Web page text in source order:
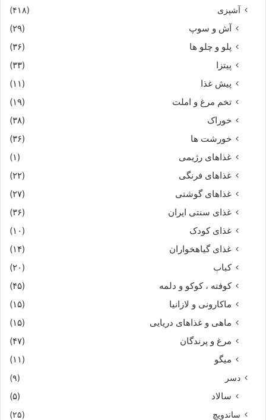
آشپزی (۴۱۸)
آش و سوپ
(۲۹)
پلو و چلو ها
(۳۶)
پیتزا
(۳۳)
پیش غذا
(۱۱)
تخم مرغ و املت
(۱۹)
خوراک
(۳۸)
خورشت ها
(۳۶)
غذاهای رژیمی
(۱)
غذاهای فرنگی
(۲۲)
غذاهای گوشتی
(۲۷)
غذای سنتی ایران
(۳۶)
غذای کودک
(۱۰)
غذای گیاهخواران
(۱۴)
کباب
(۲۰)
کوفته ، کوکو و دلمه
(۴۵)
ماکارونی و لازانیا
(۱۵)
ماهی و غذاهای دریایی
(۱۵)
مرغ و پرندگان
(۴۷)
میگو
(۱۱)
دسر (۹)
سالاد (۵)
ساندویچ
(۲۵)